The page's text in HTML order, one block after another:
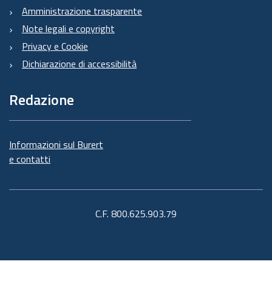
Amministrazione trasparente
Note legali e copyright
Privacy e Cookie
Dichiarazione di accessibilità
Redazione
Informazioni sul Burert
e contatti
C.F. 800.625.903.79